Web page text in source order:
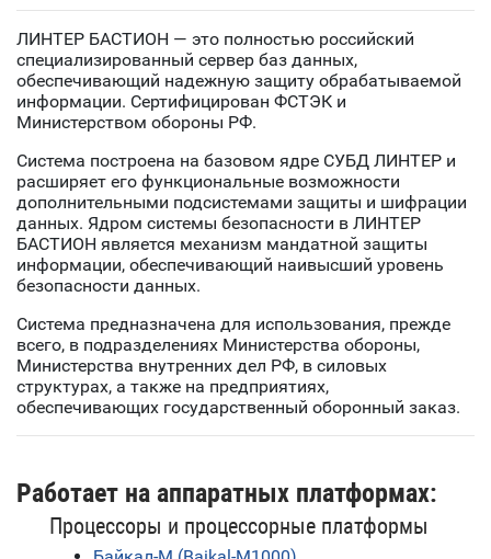
ЛИНТЕР БАСТИОН — это полностью российский
специализированный сервер баз данных,
обеспечивающий надежную защиту обрабатываемой
информации. Сертифицирован ФСТЭК и
Министерством обороны РФ.
Система построена на базовом ядре СУБД ЛИНТЕР и
расширяет его функциональные возможности
дополнительными подсистемами защиты и шифрации
данных. Ядром системы безопасности в ЛИНТЕР
БАСТИОН является механизм мандатной защиты
информации, обеспечивающий наивысший уровень
безопасности данных.
Система предназначена для использования, прежде
всего, в подразделениях Министерства обороны,
Министерства внутренних дел РФ, в силовых
структурах, а также на предприятиях,
обеспечивающих государственный оборонный заказ.
Работает на аппаратных платформах:
Процессоры и процессорные платформы